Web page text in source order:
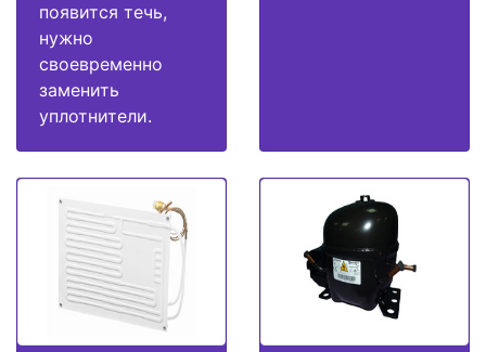
появится течь,
нужно
своевременно
заменить
уплотнители.